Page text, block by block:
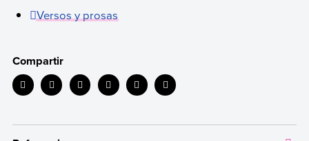
Versos y prosas
Compartir